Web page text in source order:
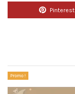
Pinterest
Promo !